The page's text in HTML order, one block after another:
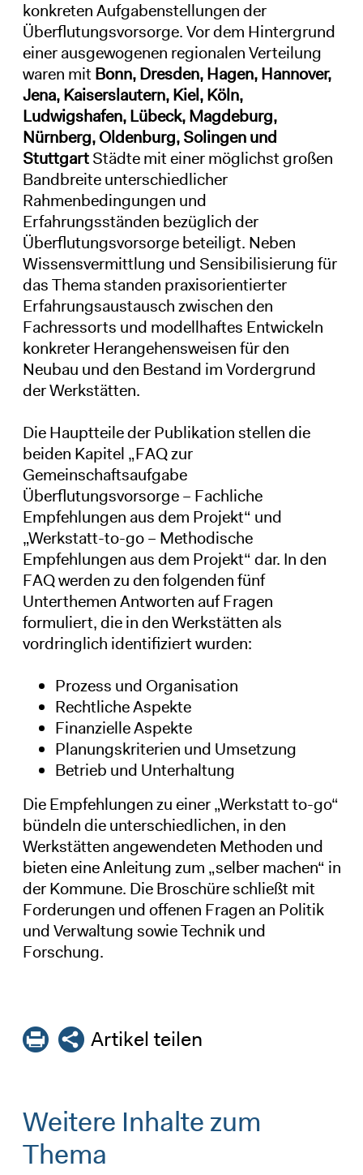
konkreten Aufgabenstellungen der
Überflutungsvorsorge. Vor dem Hintergrund
einer ausgewogenen regionalen Verteilung
waren mit Bonn, Dresden, Hagen, Hannover,
Jena, Kaiserslautern, Kiel, Köln,
Ludwigshafen, Lübeck, Magdeburg,
Nürnberg, Oldenburg, Solingen und
StuttgartStädte mit einer möglichst großen
Bandbreite unterschiedlicher
Rahmenbedingungen und
Erfahrungsständen bezüglich der
Überflutungsvorsorge beteiligt. Neben
Wissensvermittlung und Sensibilisierung für
das Thema standen praxisorientierter
Erfahrungsaustausch zwischen den
Fachressorts und modellhaftes Entwickeln
konkreter Herangehensweisen für den
Neubau und den Bestand im Vordergrund
der Werkstätten.
Die Hauptteile der Publikation stellen die
beiden Kapitel „FAQ zur
Gemeinschaftsaufgabe
Überflutungsvorsorge – Fachliche
Empfehlungen aus dem Projekt“ und
„Werkstatt-to-go – Methodische
Empfehlungen aus dem Projekt“ dar. In den
FAQ werden zu den folgenden fünf
Unterthemen Antworten auf Fragen
formuliert, die in den Werkstätten als
vordringlich identifiziert wurden:
Prozess und Organisation
Rechtliche Aspekte
Finanzielle Aspekte
Planungskriterien und Umsetzung
Betrieb und Unterhaltung
Die Empfehlungen zu einer „Werkstatt to-go“
bündeln die unterschiedlichen, in den
Werkstätten angewendeten Methoden und
bieten eine Anleitung zum „selber machen“ in
der Kommune. Die Broschüre schließt mit
Forderungen und offenen Fragen an Politik
und Verwaltung sowie Technik und
Forschung.
Artikel teilen
Weitere Inhalte zum
Thema